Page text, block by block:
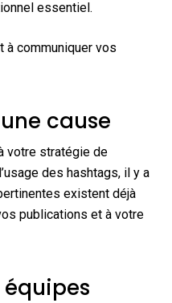
essentiel.
à communiquer vos
cause
votre stratégie de
des hashtags, il y a
existent déjà
publications et à votre
équipes